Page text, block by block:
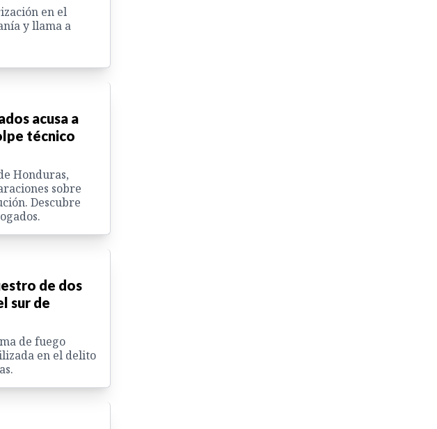
en el
y llama a
acusa a
técnico
Honduras,
sobre
Descubre
de dos
sur de
de fuego
en el delito